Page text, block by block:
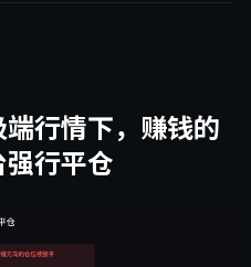
行情下，赚钱的
行平仓